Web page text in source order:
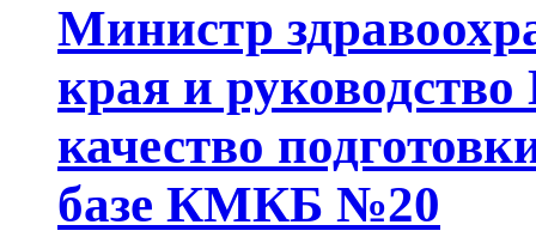
Министр
края и
качество
базе КМКБ №20